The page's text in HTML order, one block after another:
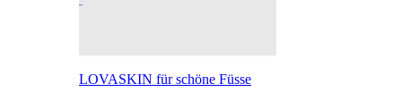
LOVASKIN für schöne Füsse